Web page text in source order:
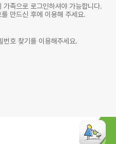
족으로 로그인하셔야 가능합니다.
만드신 후에 이용해 주세요.
번호 찾기를 이용해주세요.